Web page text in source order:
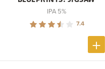
IPA 5%
7.4